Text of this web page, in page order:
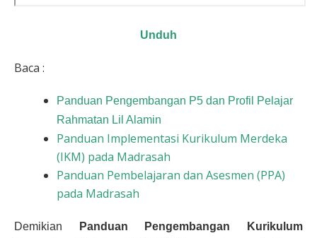
Unduh
Baca :
Panduan Pengembangan P5 dan Profil Pelajar
Rahmatan Lil Alamin
Panduan Implementasi Kurikulum Merdeka
(IKM) pada Madrasah
Panduan Pembelajaran dan Asesmen (PPA)
pada Madrasah
Demikian
Panduan Pengembangan Kurikulum